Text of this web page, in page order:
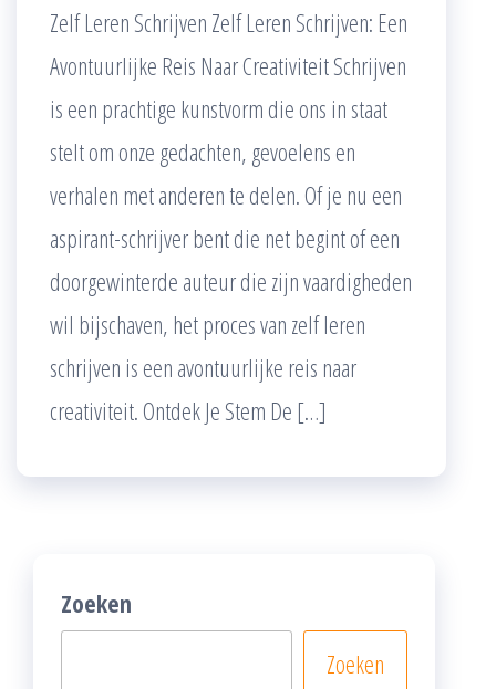
Zelf Leren Schrijven Zelf Leren Schrijven: Een
Avontuurlijke Reis Naar Creativiteit Schrijven
is een prachtige kunstvorm die ons in staat
stelt om onze gedachten, gevoelens en
verhalen met anderen te delen. Of je nu een
aspirant-schrijver bent die net begint of een
doorgewinterde auteur die zijn vaardigheden
wil bijschaven, het proces van zelf leren
schrijven is een avontuurlijke reis naar
creativiteit. Ontdek Je Stem De […]
Zoeken
Zoeken